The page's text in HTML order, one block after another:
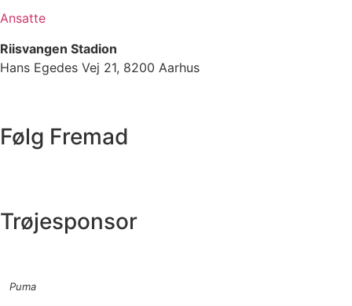
Ansatte
Riisvangen Stadion
Hans Egedes Vej 21, 8200 Aarhus
Følg Fremad
Trøjesponsor
Puma